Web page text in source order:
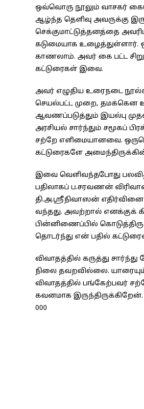
ஒவ்வொரு நூலும் வாசகர்
ஆழ்ந்த தெளிவு அவருக்கு
செக்குமாட்டுத்தனத்தை
கடுமையாக உழைத்துள்ளார்.
காணலாம். அவர் கை பட்ட
கட்டுரைகள் இவை.
அவர் எழுதிய உரைநடை
செயல்பட்ட முறை, தமக்கென
ஆவணப்படுத்தும் இயல்பு
அரசியல் சார்ந்தும் சமூகப்
சற்றே எளிமையானவை.
கட்டுரைகளே
இவை வெளிவந்தபோது பலவித
பதிலாகப் ப.சரவணன் விரிவான
தி.அ.ஸ்ரீநிவாஸன் எதிர்வினை
வந்தது. அவற்றால் எனக்குக்
பின்னிணைப்பில்
தொடர்ந்து என் பதில்
விவாதத்தில் கருத்து
நிலை தவறவில்லை.
விவாதத்தில் பங்கேற்பவர்
கவனமாக இருந்திருக்கிறேன்.
000